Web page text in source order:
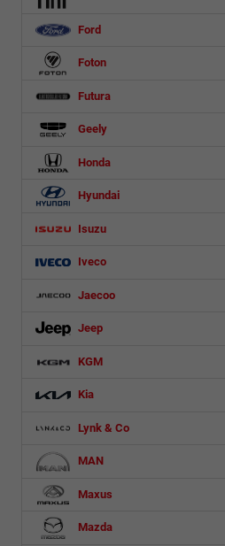
Ford
Foton
Futura
Geely
Honda
Hyundai
Isuzu
Iveco
Jaecoo
Jeep
KGM
Kia
Lynk & Co
MAN
Maxus
Mazda